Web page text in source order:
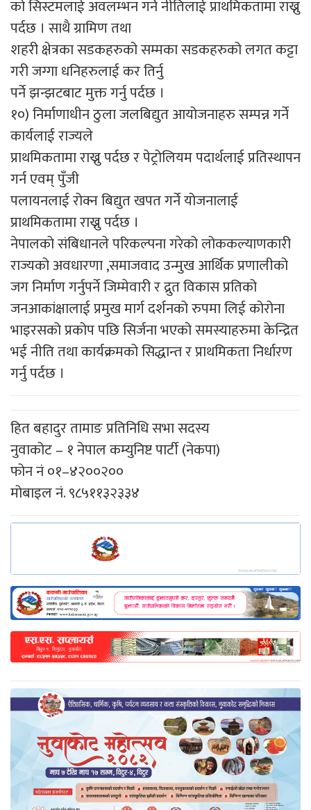
को सिस्टमलाई अवलम्भन गर्ने नीतिलाई प्राथमिकतामा राख्नु
पर्दछ । साथै ग्रामिण तथा
शहरी क्षेत्रका सडकहरुको सम्मका सडकहरुको लगत कट्टा
गरी जग्गा धनिहरुलाई कर तिर्नु
पर्ने झन्झटबाट मुक्त गर्नु पर्दछ ।
१०) निर्माणाधीन ठुला जलबिद्युत आयोजनाहरु सम्पन्न गर्ने
कार्यलाई राज्यले
प्राथमिकतामा राख्नु पर्दछ र पेट्रोलियम पदार्थलाई प्रतिस्थापन
गर्न एवम् पुँजी
पलायनलाई रोक्न बिद्युत खपत गर्ने योजनालाई
प्राथमिकतामा राख्नु पर्दछ ।
नेपालको संबिधानले परिकल्पना गरेको लोककल्याणकारी
राज्यको अवधारणा ,समाजवाद उन्मुख आर्थिक प्रणालीको
जग निर्माण गर्नुपर्ने जिम्मेवारी र द्रुत विकास प्रतिको
जनआकांक्षालाई प्रमुख मार्ग दर्शनको रुपमा लिई कोरोना
भाइरसको प्रकोप पछि सिर्जना भएको समस्याहरुमा केन्द्रित
भई नीति तथा कार्यक्रमको सिद्धान्त र प्राथमिकता निर्धारण
गर्नु पर्दछ ।
हित बहादुर तामाङ प्रतिनिधि सभा सदस्य
नुवाकोट – १ नेपाल कम्युनिष्ट पार्टी (नेकपा)
फोन नं ०१–४२००२००
मोबाइल नं. ९८५११३२३३४